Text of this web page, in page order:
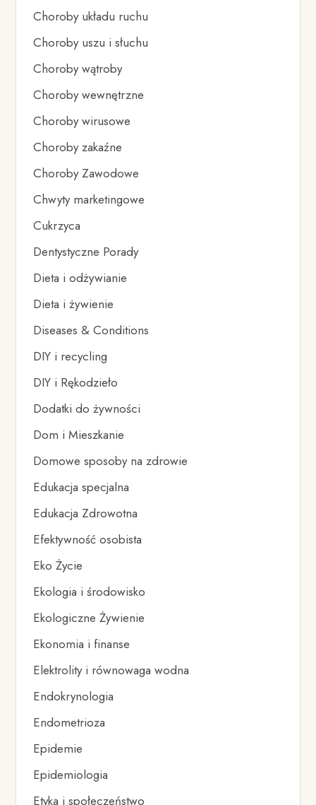
Choroby układu ruchu
Choroby uszu i słuchu
Choroby wątroby
Choroby wewnętrzne
Choroby wirusowe
Choroby zakaźne
Choroby Zawodowe
Chwyty marketingowe
Cukrzyca
Dentystyczne Porady
Dieta i odżywianie
Dieta i żywienie
Diseases & Conditions
DIY i recycling
DIY i Rękodzieło
Dodatki do żywności
Dom i Mieszkanie
Domowe sposoby na zdrowie
Edukacja specjalna
Edukacja Zdrowotna
Efektywność osobista
Eko Życie
Ekologia i środowisko
Ekologiczne Żywienie
Ekonomia i finanse
Elektrolity i równowaga wodna
Endokrynologia
Endometrioza
Epidemie
Epidemiologia
Etyka i społeczeństwo